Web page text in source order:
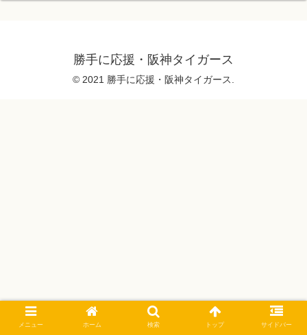
勝手に応援・阪神タイガース
© 2021 勝手に応援・阪神タイガース.
メニュー ホーム 検索 トップ サイドバー